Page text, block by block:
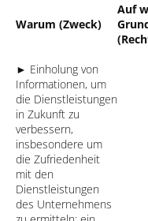
Warum (Zweck)
Auf
► Einholung von
Informationen, um
die Dienstleistungen
in Zukunft zu
verbessern,
insbesondere um
die Zufriedenheit
mit den
Dienstleistungen
des Unternehmens